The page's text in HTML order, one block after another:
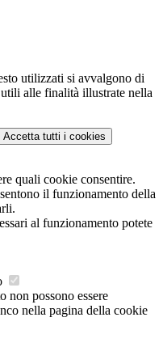
utilizzati si avvalgono di
alle finalità illustrate nella
Accetta tutti i cookies
quali cookie consentire.
il funzionamento della
al funzionamento potete
non possono essere
nella pagina della cookie